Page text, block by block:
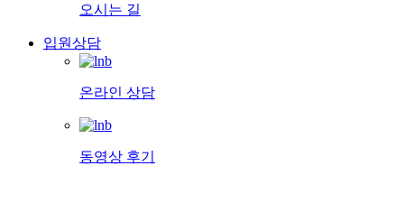
오시는 길
입원상담
온라인 상담
동영상 후기